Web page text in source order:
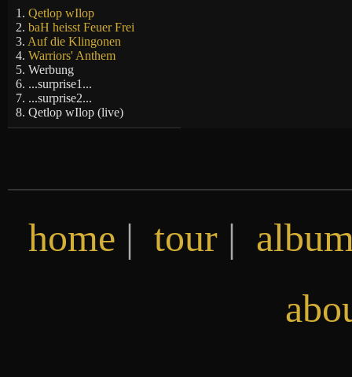
1. Qetlop wIlop
2. baH heisst Feuer Frei
3. Auf die Klingonen
4. Warriors' Anthem
5. Werbung
6. ...surprise1...
7. ...surprise2...
8. Qetlop wIlop (live)
home | tour |